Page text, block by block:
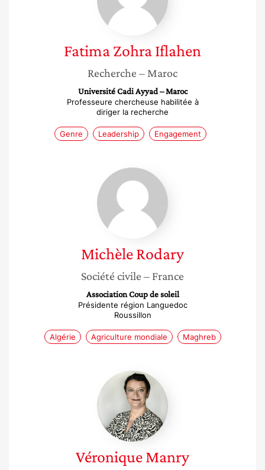
Fatima ZohraIflahen
Recherche – Maroc
Université Cadi Ayyad – Maroc
Professeure chercheuse habilitée à
diriger la recherche
Genre Leadership Engagement
Michèle
Rodary
MichèleRodary
Société civile – France
Association Coup de soleil
Présidente région Languedoc
Roussillon
Algérie Agriculture mondiale Maghreb
Véronique
Manry
VéroniqueManry